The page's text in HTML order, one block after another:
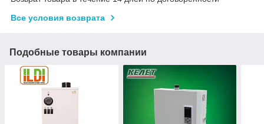
Все условия возврата
Подобные товары компании